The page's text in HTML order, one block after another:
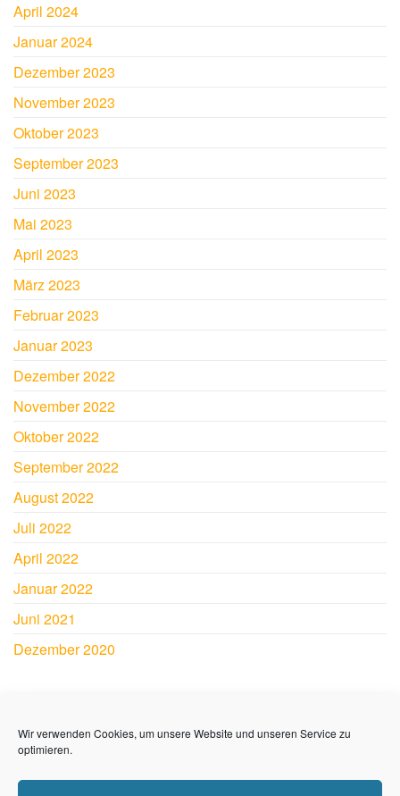
Wir verwenden Cookies, um unsere Website und unseren Service zu
optimieren.
April 2024
Januar 2024
Dezember 2023
November 2023
Oktober 2023
September 2023
Juni 2023
Mai 2023
April 2023
März 2023
Februar 2023
Januar 2023
Dezember 2022
November 2022
Oktober 2022
September 2022
August 2022
Juli 2022
April 2022
Januar 2022
Juni 2021
Dezember 2020
Andre und Sabine Lerch
Impressum